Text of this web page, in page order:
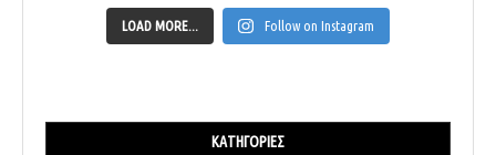
LOAD MORE... Follow on Instagram
ΚΑΤΗΓΟΡΊΕΣ